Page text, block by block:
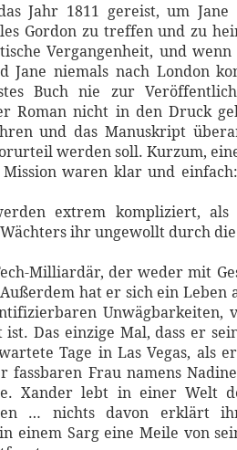
Jahr 1811 gereist, um Jane
Gordon zu treffen und zu
Vergangenheit, und
Jane niemals nach London
Buch nie zur
Roman nicht in den Druck
und das Manuskript
werden soll. Kurzum,
waren klar und
extrem kompliziert, als
ihr ungewollt durch
Milliardär, der weder mit
hat er sich ein Leben
Unwägbarkeiten,
Das einzige Mal, dass er
Tage in Las Vegas, als
fassbaren Frau namens
Xander lebt in einer Welt
… nichts davon erklärt
einem Sarg eine Meile von